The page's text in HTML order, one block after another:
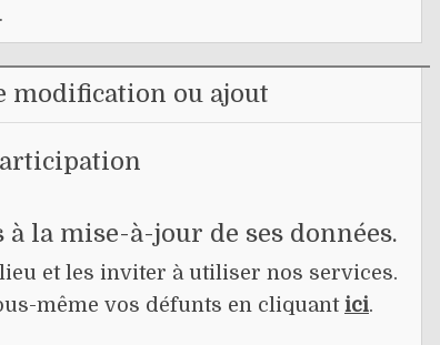
modification ou ajout
la mise-à-jour de ses données.
et les inviter à utiliser nos services.
même vos défunts en cliquantici.